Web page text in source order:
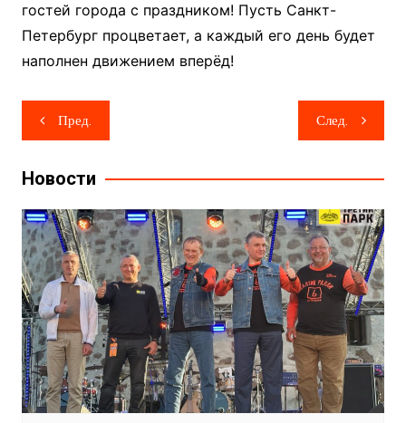
гостей города с праздником! Пусть Санкт-
Петербург процветает, а каждый его день будет
наполнен движением вперёд!
Навигация
по
записям
Пред. След.
Новости